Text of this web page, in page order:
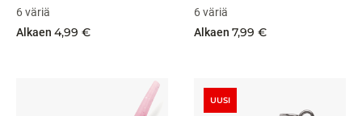
6 väriä
Alkaen 4,99 €
6 väriä
Alkaen 7,99 €
UUSI